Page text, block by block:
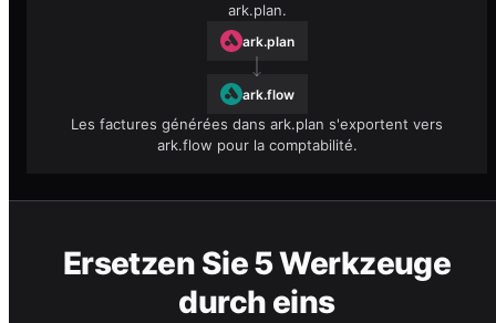
ark.plan.
ark.plan
ark.flow
Les factures générées dans ark.plan s'exportent vers
ark.flow pour la comptabilité.
Ersetzen Sie 5 Werkzeuge
durch eins